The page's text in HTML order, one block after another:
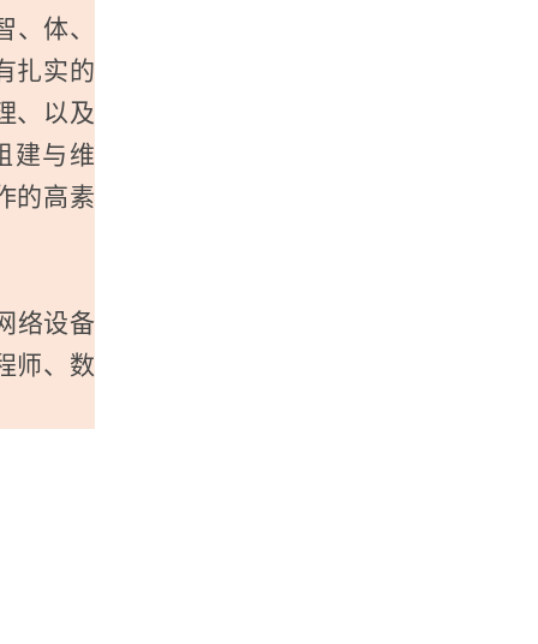
体、
扎实的
、以及
建与维
的高素
络设备
师、数